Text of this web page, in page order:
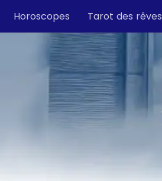
Horoscopes Tarot des rêves